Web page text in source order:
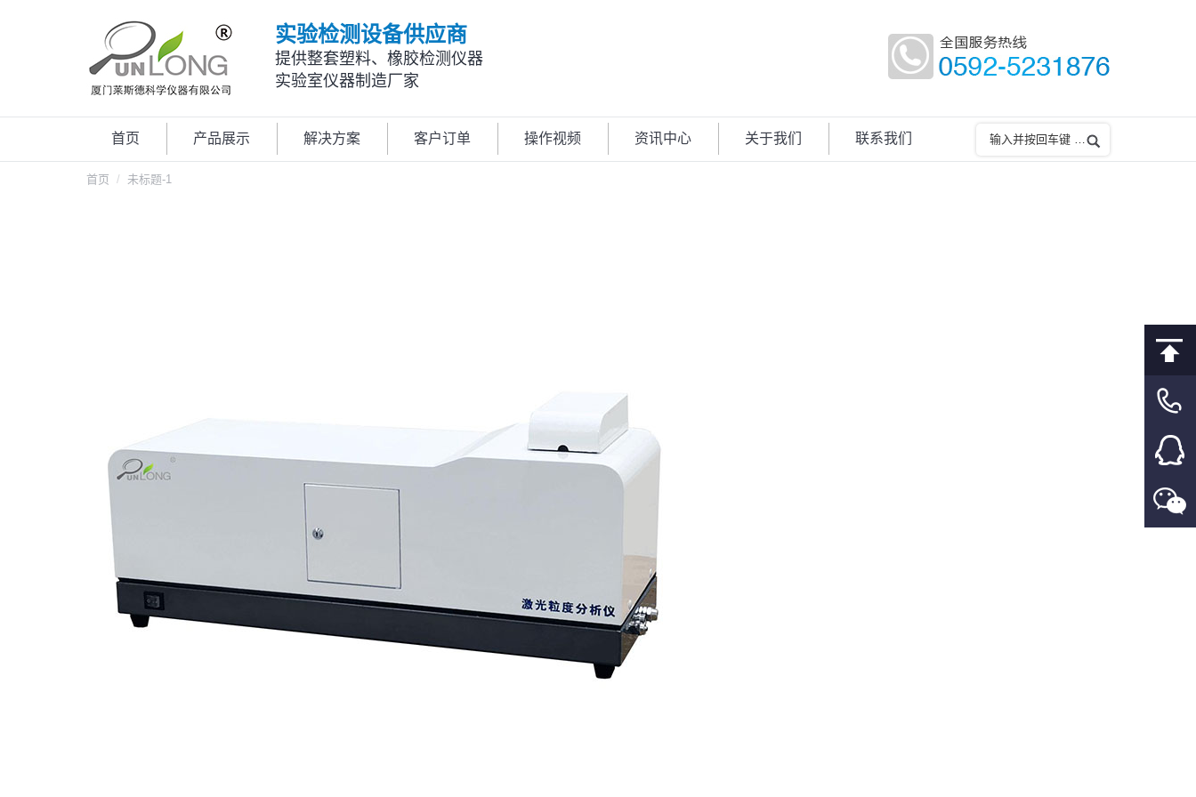
实验检测设备供应商
提供整套塑料、橡胶检测仪器
实验室仪器制造厂家
首页 产品展示 解决方案 客户订单 操作视频 资讯中心 关于我们 联系我们
您在这里：
首页 未标题-1